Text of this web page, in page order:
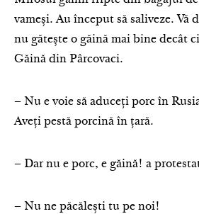
vameși. Au început să saliveze. Vă
nu gătește o găină mai bine decât
Găină din Pârcovaci.
– Nu e voie să aduceți porc în
Aveți pestă porcină în țară.
– Dar nu e porc, e găină! a
– Nu ne păcălești tu pe noi!